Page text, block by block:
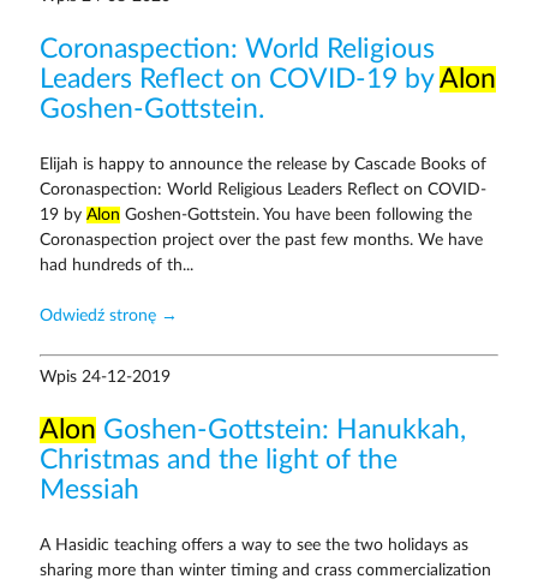
Coronaspection: World Religious
Leaders Reflect on COVID-19 byAlon
Goshen-Gottstein.
Elijah is happy to announce the release by Cascade Books of
Coronaspection: World Religious Leaders Reflect on COVID-
19 by Alon Goshen-Gottstein. You have been following the
Coronaspection project over the past few months. We have
had hundreds of th...
Odwiedź stronę →
Wpis 24-12-2019
Alon Goshen-Gottstein: Hanukkah,
Christmas and the light of the
Messiah
A Hasidic teaching offers a way to see the two holidays as
sharing more than winter timing and crass commercialization